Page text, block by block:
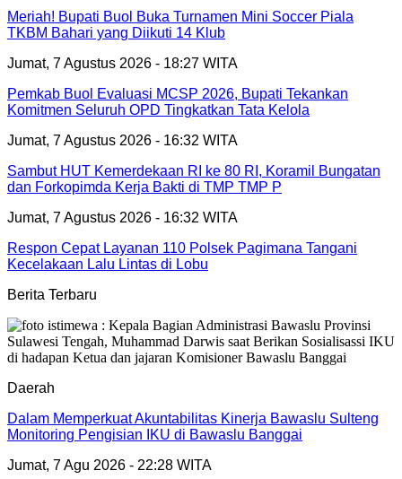
Meriah! Bupati Buol Buka Turnamen Mini Soccer Piala
TKBM Bahari yang Diikuti 14 Klub
Jumat, 7 Agustus 2026 - 18:27 WITA
Pemkab Buol Evaluasi MCSP 2026, Bupati Tekankan
Komitmen Seluruh OPD Tingkatkan Tata Kelola
Jumat, 7 Agustus 2026 - 16:32 WITA
Sambut HUT Kemerdekaan RI ke 80 RI, Koramil Bungatan
dan Forkopimda Kerja Bakti di TMP TMP P
Jumat, 7 Agustus 2026 - 16:32 WITA
Respon Cepat Layanan 110 Polsek Pagimana Tangani
Kecelakaan Lalu Lintas di Lobu
Berita Terbaru
Daerah
Dalam Memperkuat Akuntabilitas Kinerja Bawaslu Sulteng
Monitoring Pengisian IKU di Bawaslu Banggai
Jumat, 7 Agu 2026 - 22:28 WITA